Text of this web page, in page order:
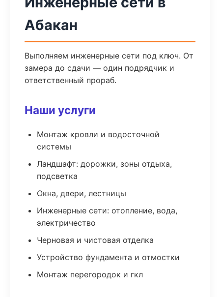
Абакан
Выполняем инженерные сети под ключ. От
замера до сдачи — один подрядчик и
ответственный прораб.
Наши услуги
Монтаж кровли и водосточной
системы
Ландшафт: дорожки, зоны отдыха,
подсветка
Окна, двери, лестницы
Инженерные сети: отопление, вода,
электричество
Черновая и чистовая отделка
Устройство фундамента и отмостки
Монтаж перегородок и гкл